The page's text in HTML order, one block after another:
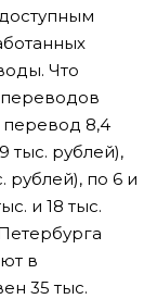
Что
переводов
8,4
тыс. рублей),
рублей), по 6 и
и 18 тыс.
в
35 тыс.